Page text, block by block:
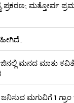
ಪ್ರಕರಣ; ಮತ್ತೋರ್ವ
ಮನದ ಮಾತು
ಜನಿಸುವ ಮಗುವಿಗೆ 1